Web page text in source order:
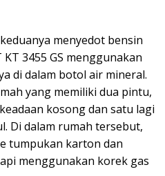
menyedot bensin
3455 GS menggunakan
di dalam botol air mineral.
yang memiliki dua pintu,
kosong dan satu lagi
Di dalam rumah tersebut,
tumpukan karton dan
menggunakan korek gas